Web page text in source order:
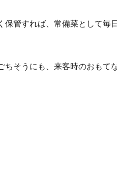
保管すれば、常備菜として毎
ちそうにも、来客時のおもて